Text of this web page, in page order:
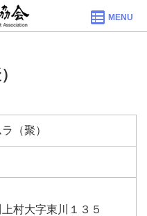
MENU
（聚）
村大字東川１３５